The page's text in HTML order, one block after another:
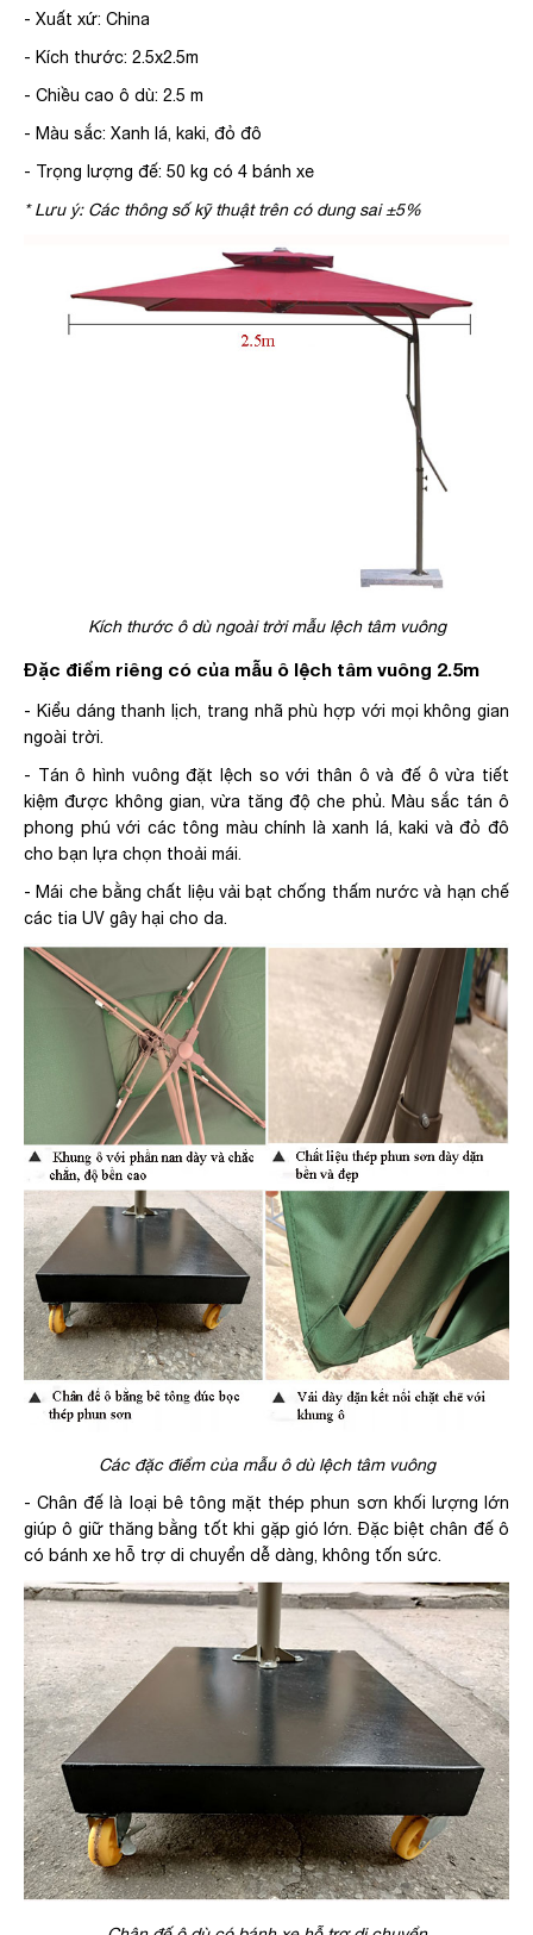
- Xuất xứ: China
- Kích thước: 2.5x2.5m
- Chiều cao ô dù: 2.5 m
- Màu sắc: Xanh lá, kaki, đỏ đô
- Trọng lượng đế: 50 kg có 4 bánh xe
* Lưu ý: Các thông số kỹ thuật trên có dung sai ±5%
Kích thước ô dù ngoài trời mẫu lệch tâm vuông
Đặc điểm riêng có của mẫu ô lệch tâm vuông 2.5m
- Kiểu dáng thanh lịch, trang nhã phù hợp với mọi không gian
ngoài trời.
- Tán ô hình vuông đặt lệch so với thân ô và đế ô vừa tiết
kiệm được không gian, vừa tăng độ che phủ. Màu sắc tán ô
phong phú với các tông màu chính là xanh lá, kaki và đỏ đô
cho bạn lựa chọn thoải mái.
- Mái che bằng chất liệu vải bạt chống thấm nước và hạn chế
các tia UV gây hại cho da.
Các đặc điểm của mẫu ô dù lệch tâm vuông
- Chân đế là loại bê tông mặt thép phun sơn khối lượng lớn
giúp ô giữ thăng bằng tốt khi gặp gió lớn. Đặc biệt chân đế ô
có bánh xe hỗ trợ di chuyển dễ dàng, không tốn sức.